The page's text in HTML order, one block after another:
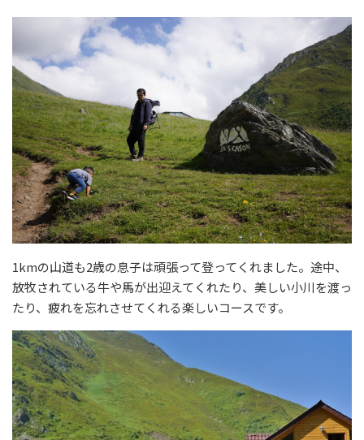
1kmの山道も2歳の息子は頑張って登ってくれました。途中、
放牧されている牛や馬が出迎えてくれたり、美しい小川を渡っ
たり、疲れを忘れさせてくれる楽しいコースです。